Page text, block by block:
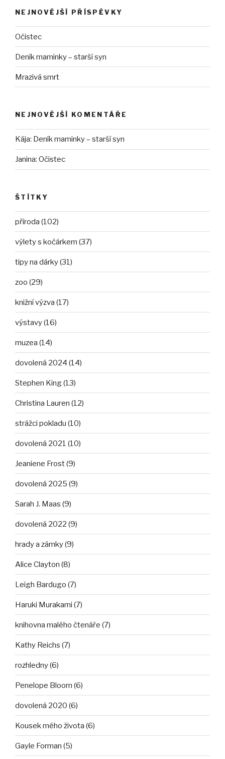
NEJNOVĚJŠÍ PŘÍSPĚVKY
Očistec
Deník maminky – starší syn
Mrazivá smrt
NEJNOVĚJŠÍ KOMENTÁŘE
Kája: Deník maminky – starší syn
Janina: Očistec
ŠTÍTKY
příroda (102)
výlety s kočárkem (37)
tipy na dárky (31)
zoo (29)
knižní výzva (17)
výstavy (16)
muzea (14)
dovolená 2024 (14)
Stephen King (13)
Christina Lauren (12)
strážci pokladu (10)
dovolená 2021 (10)
Jeaniene Frost (9)
dovolená 2025 (9)
Sarah J. Maas (9)
dovolená 2022 (9)
hrady a zámky (9)
Alice Clayton (8)
Leigh Bardugo (7)
Haruki Murakami (7)
knihovna malého čtenáře (7)
Kathy Reichs (7)
rozhledny (6)
Penelope Bloom (6)
dovolená 2020 (6)
Kousek mého života (6)
Gayle Forman (5)